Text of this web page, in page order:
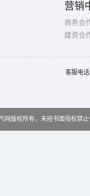
营销
商务合
媒资合
客服电
网版权所有，未经书面授权